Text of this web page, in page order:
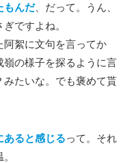
もんだ、だって。うん、
ですよね。
絮に文句を言ってか
嶺の様子を探るように言
みたいな。でも褒めて貰
あると感じるって。それ